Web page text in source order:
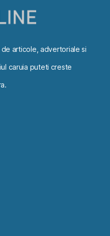
articole, advertoriale si
caruia puteti creste